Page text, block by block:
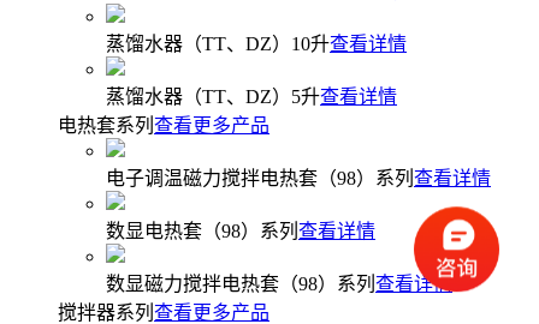
蒸馏水器（TT、DZ）10升查看详情
蒸馏水器（TT、DZ）5升查看详情
电热套系列 查看更多产品
电子调温磁力搅拌电热套（98）系列 查看详情
数显电热套（98）系列 查看详情
数显磁力搅拌电热套（98）系列 查看详情
搅拌器系列 查看更多产品